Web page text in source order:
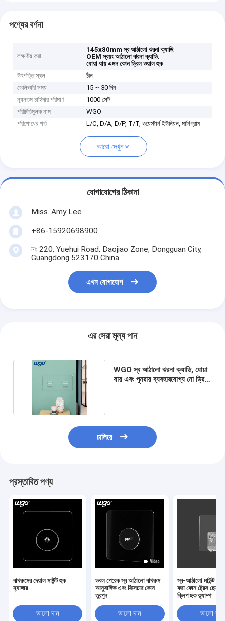
পণ্যের বর্ণনা
লক্ষণীয় করা
145x80mm স্ব আঠালো ঝরনা ক্যাডি,
OEM স্বয়ং আঠালো ঝরনা ক্যাডি,
ধোয়া যায় এমন কোন ড্রিল ওয়াল হুক
উৎপত্তি স্থল
চীন
ডেলিভারি সময়
15 ~ 30 দিন
ন্যূনতম চাহিদার পরিমাণ
1000 সেট
পরিচিতিমুলক নাম
WGO
পরিশোধের শর্ত
L/C, D/A, D/P, T/T, ওয়েস্টার্ন ইউনিয়ন, মানিগ্রাম
আরো দেখুন
যোগাযোগের ঠিকানা
Miss. Amy Lee
+86-15920698900
নং 220, Yuehui Road, Daojiao Zone, Dongguan City,
Guangdong 523170 China
এখন যোগাযোগ
এর সেরা মূল্য পান
WGO স্ব আঠালো ঝরনা ক্যাডি, ধোয়া
যায় এবং পুনরায় ব্যবহারযোগ্য নো ড্রিল
চালিয়ে
প্রস্তাবিত পণ্য
বাথরুমের দেয়াল মাউন্ট হুক
হ্যাঙ্গার
ভালো দাম
ডবল পেরেক স্ব আঠালো বাথরুম
আনুষাঙ্গিক এবং ফিক্সচার কোন
তুরপুন
ভালো দাম
স্ব-আঠালো মাউন্ট
করা কোন ট্রেস ছেড়ে
ক্লিপ হুক ক্ল্যাম্প
ভালো দাম